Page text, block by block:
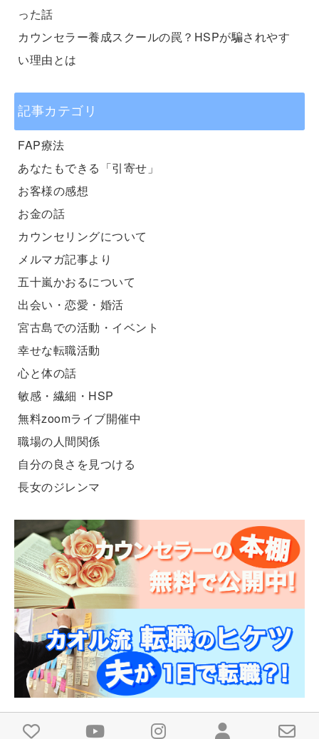
った話
カウンセラー養成スクールの罠？HSPが騙されやす
い理由とは
記事カテゴリ
FAP療法
あなたもできる「引寄せ」
お客様の感想
お金の話
カウンセリングについて
メルマガ記事より
五十嵐かおるについて
出会い・恋愛・婚活
宮古島での活動・イベント
幸せな転職活動
心と体の話
敏感・繊細・HSP
無料zoomライブ開催中
職場の人間関係
自分の良さを見つける
長女のジレンマ